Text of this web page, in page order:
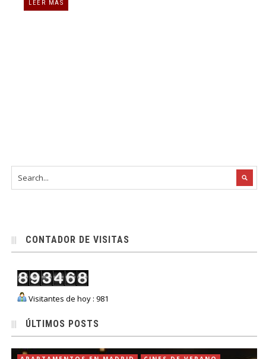
LEER MÁS
CONTADOR DE VISITAS
Visitantes de hoy : 981
ÚLTIMOS POSTS